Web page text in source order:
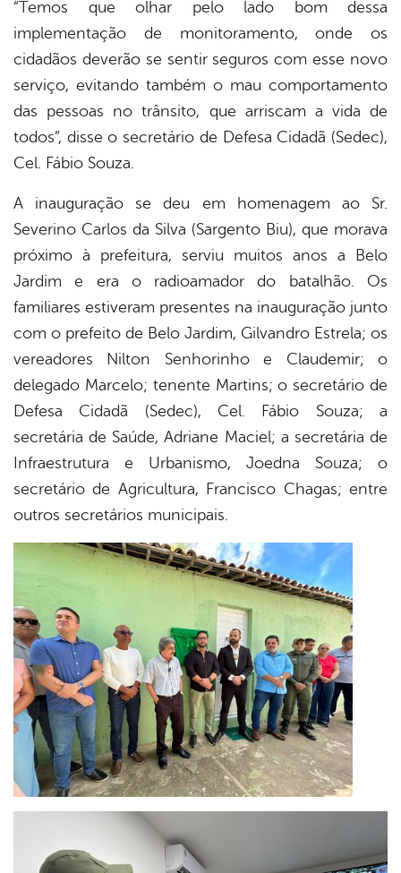
“Temos que olhar pelo lado bom dessa
implementação de monitoramento, onde os
cidadãos deverão se sentir seguros com esse novo
serviço, evitando também o mau comportamento
das pessoas no trânsito, que arriscam a vida de
todos”, disse o secretário de Defesa Cidadã (Sedec),
Cel. Fábio Souza.
A inauguração se deu em homenagem ao Sr.
Severino Carlos da Silva (Sargento Biu), que morava
próximo à prefeitura, serviu muitos anos a Belo
Jardim e era o radioamador do batalhão. Os
familiares estiveram presentes na inauguração junto
com o prefeito de Belo Jardim, Gilvandro Estrela; os
vereadores Nilton Senhorinho e Claudemir; o
delegado Marcelo; tenente Martins; o secretário de
Defesa Cidadã (Sedec), Cel. Fábio Souza; a
secretária de Saúde, Adriane Maciel; a secretária de
Infraestrutura e Urbanismo, Joedna Souza; o
secretário de Agricultura, Francisco Chagas; entre
outros secretários municipais.